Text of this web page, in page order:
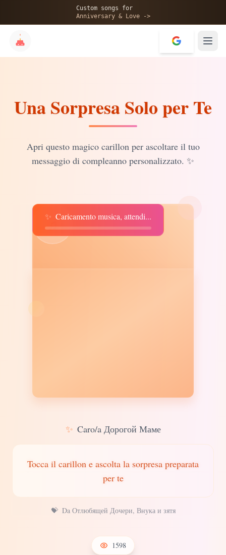
Custom songs for
Anniversary & Love ->
💝
Una Sorpresa Solo per Te
Apri questo magico carillon per ascoltare il tuo
messaggio di compleanno personalizzato. ✨
♫
✨ Caricamento musica, attendi...
✨ Caro/a Дорогой Маме
Tocca il carillon e ascolta la sorpresa preparata
per te
💝 Da Отлюбящей Дочери, Внука и зятя
1598